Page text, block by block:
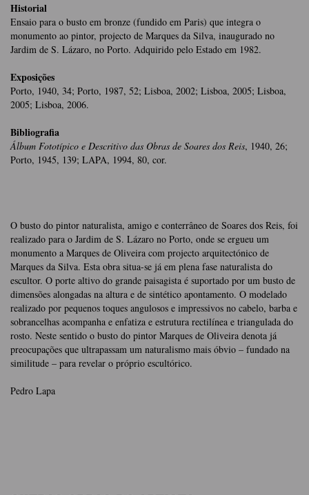
Historial
Ensaio para o busto em bronze (fundido em Paris) que integra o
monumento ao pintor, projecto de Marques da Silva, inaugurado no
Jardim de S. Lázaro, no Porto. Adquirido pelo Estado em 1982.
Exposições
Porto, 1940, 34; Porto, 1987, 52; Lisboa, 2002; Lisboa, 2005; Lisboa,
2005; Lisboa, 2006.
Bibliografia
Álbum Fototípico e Descritivo das Obras de Soares dos Reis, 1940, 26;
Porto, 1945, 139; LAPA, 1994, 80, cor.
O busto do pintor naturalista, amigo e conterrâneo de Soares dos Reis, foi
realizado para o Jardim de S. Lázaro no Porto, onde se ergueu um
monumento a Marques de Oliveira com projecto arquitectónico de
Marques da Silva. Esta obra situa-se já em plena fase naturalista do
escultor. O porte altivo do grande paisagista é suportado por um busto de
dimensões alongadas na altura e de sintético apontamento. O modelado
realizado por pequenos toques angulosos e impressivos no cabelo, barba e
sobrancelhas acompanha e enfatiza e estrutura rectilínea e triangulada do
rosto. Neste sentido o busto do pintor Marques de Oliveira denota já
preocupações que ultrapassam um naturalismo mais óbvio – fundado na
similitude – para revelar o próprio escultórico.
Pedro Lapa